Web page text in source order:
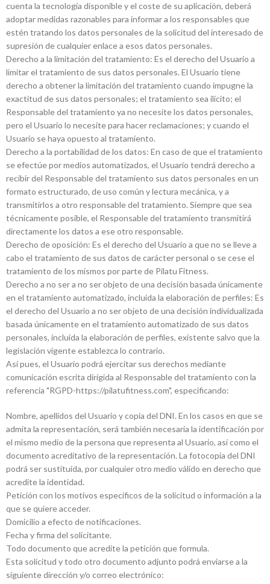
cuenta la tecnología disponible y el coste de su aplicación, deberá
adoptar medidas razonables para informar a los responsables que
estén tratando los datos personales de la solicitud del interesado de
supresión de cualquier enlace a esos datos personales.
Derecho a la limitación del tratamiento: Es el derecho del Usuario a
limitar el tratamiento de sus datos personales. El Usuario tiene
derecho a obtener la limitación del tratamiento cuando impugne la
exactitud de sus datos personales; el tratamiento sea ilícito; el
Responsable del tratamiento ya no necesite los datos personales,
pero el Usuario lo necesite para hacer reclamaciones; y cuando el
Usuario se haya opuesto al tratamiento.
Derecho a la portabilidad de los datos: En caso de que el tratamiento
se efectúe por medios automatizados, el Usuario tendrá derecho a
recibir del Responsable del tratamiento sus datos personales en un
formato estructurado, de uso común y lectura mecánica, y a
transmitirlos a otro responsable del tratamiento. Siempre que sea
técnicamente posible, el Responsable del tratamiento transmitirá
directamente los datos a ese otro responsable.
Derecho de oposición: Es el derecho del Usuario a que no se lleve a
cabo el tratamiento de sus datos de carácter personal o se cese el
tratamiento de los mismos por parte de Pilatu Fitness.
Derecho a no ser a no ser objeto de una decisión basada únicamente
en el tratamiento automatizado, incluida la elaboración de perfiles: Es
el derecho del Usuario a no ser objeto de una decisión individualizada
basada únicamente en el tratamiento automatizado de sus datos
personales, incluida la elaboración de perfiles, existente salvo que la
legislación vigente establezca lo contrario.
Así pues, el Usuario podrá ejercitar sus derechos mediante
comunicación escrita dirigida al Responsable del tratamiento con la
referencia "RGPD-https://pilatufitness.com", especificando:
Nombre, apellidos del Usuario y copia del DNI. En los casos en que se
admita la representación, será también necesaria la identificación por
el mismo medio de la persona que representa al Usuario, así como el
documento acreditativo de la representación. La fotocopia del DNI
podrá ser sustituida, por cualquier otro medio válido en derecho que
acredite la identidad.
Petición con los motivos específicos de la solicitud o información a la
que se quiere acceder.
Domicilio a efecto de notificaciones.
Fecha y firma del solicitante.
Todo documento que acredite la petición que formula.
Esta solicitud y todo otro documento adjunto podrá enviarse a la
siguiente dirección y/o correo electrónico: